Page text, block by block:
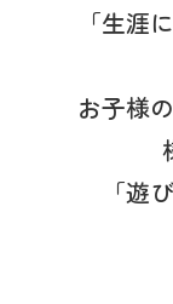
保育園に関する
プライバ
サイトマ
「生涯
お子様
「遊